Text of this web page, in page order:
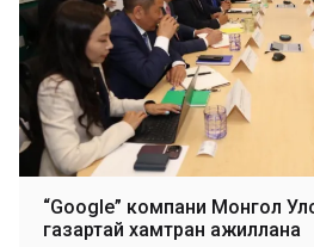
“Google” компани Монгол
газартай хамтран ажиллана